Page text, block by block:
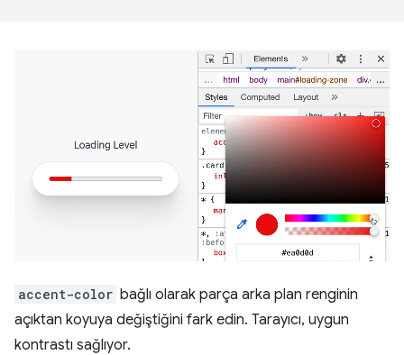
accent-color bağlı olarak parça arka plan renginin
açıktan koyuya değiştiğini fark edin. Tarayıcı, uygun
kontrastı sağlıyor.